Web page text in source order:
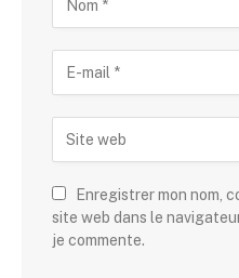
Enregistrer mon nom,
site web dans le
je commente.